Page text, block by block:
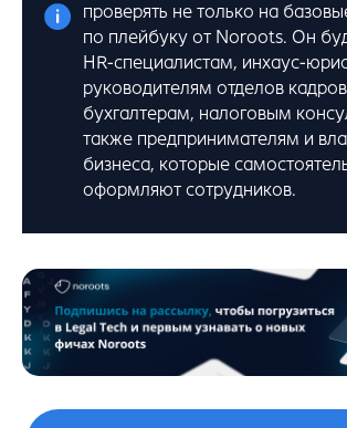
проверять не только на
по плейбуку от Noroots. Он
HR-специалистам, инхаус-
руководителям отделов
бухгалтерам, налоговым
также предпринимателям и
бизнеса, которые
оформляют сотрудников.